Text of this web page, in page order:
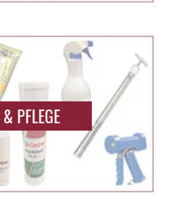
PFLEGE